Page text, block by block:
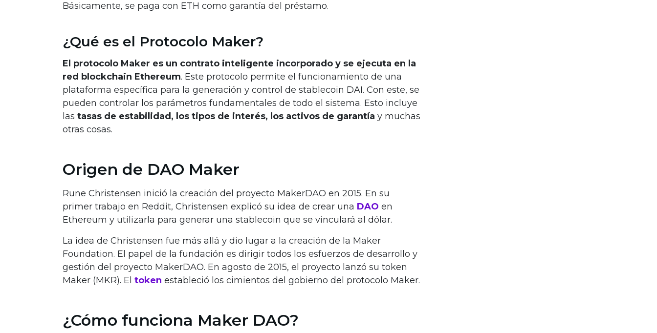
Básicamente, se paga con ETH como garantía del préstamo.
¿Qué es el Protocolo Maker?
El protocolo Maker es un contrato inteligente incorporado y se ejecuta en la
red blockchain Ethereum. Este protocolo permite el funcionamiento de una
plataforma específica para la generación y control de stablecoin DAI. Con este, se
pueden controlar los parámetros fundamentales de todo el sistema. Esto incluye
las tasas de estabilidad, los tipos de interés, los activos de garantía y muchas
otras cosas.
Origen de DAO Maker
Rune Christensen inició la creación del proyecto MakerDAO en 2015. En su
primer trabajo en Reddit, Christensen explicó su idea de crear una DAO en
Ethereum y utilizarla para generar una stablecoin que se vinculará al dólar.
La idea de Christensen fue más allá y dio lugar a la creación de la Maker
Foundation. El papel de la fundación es dirigir todos los esfuerzos de desarrollo y
gestión del proyecto MakerDAO. En agosto de 2015, el proyecto lanzó su token
Maker (MKR). El token estableció los cimientos del gobierno del protocolo Maker.
¿Cómo funciona Maker DAO?